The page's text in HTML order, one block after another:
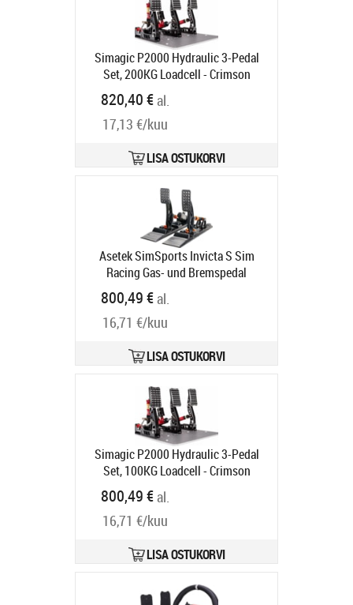
Simagic P2000 Hydraulic 3-Pedal
Set, 200KG Loadcell - Crimson
Edition
Tootekood:
Tarneaeg 6-9 tp
820,40 €al.
17,13 €/kuu
LISA OSTUKORVI
Asetek SimSports Invicta S Sim
Racing Gas- und Bremspedal
Tootekood: 40-010-0010006
Tarneaeg 6-9 tp
800,49 €al.
16,71 €/kuu
LISA OSTUKORVI
Simagic P2000 Hydraulic 3-Pedal
Set, 100KG Loadcell - Crimson
Edition
Tootekood:
Tarneaeg 6-9 tp
800,49 €al.
16,71 €/kuu
LISA OSTUKORVI